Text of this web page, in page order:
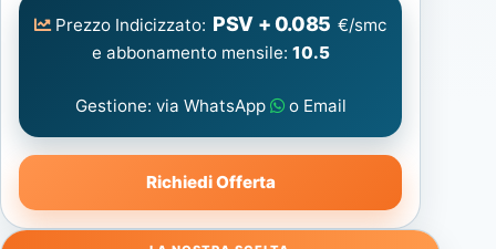
Prezzo Indicizzato: PSV + 0.085 €/smc
e abbonamento mensile: 10.5
Gestione: via WhatsApp o Email
Richiedi Offerta